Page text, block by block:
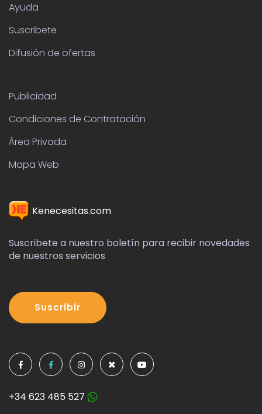
Ayuda
Suscribete
Difusión de ofertas
Publicidad
Condiciones de Contratación
Área Privada
Mapa Web
Kenecesitas.com
Suscribete a nuestro boletín para recibir novedades
de nuestros servicios
Suscribir
+34 623 485 527